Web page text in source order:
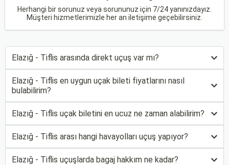
Herhangi bir sorunuz veya sorununuz için 7/24 yanınızdayız.
Müşteri hizmetlerimizle her an iletişime geçebilirsiniz.
Elazığ - Tiflis arasında direkt uçuş var mı?
Elazığ - Tiflis en uygun uçak bileti fiyatlarını nasıl
bulabilirim?
Elazığ - Tiflis uçak biletini en ucuz ne zaman alabilirim?
Elazığ - Tiflis arası hangi havayolları uçuş yapıyor?
Elazığ - Tiflis uçuşlarda bagaj hakkım ne kadar?